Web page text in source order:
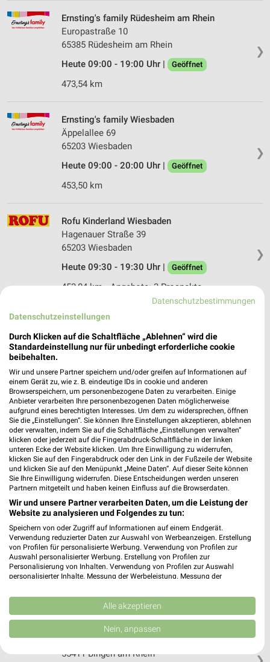
❯
Ernsting's family Rüdesheim am Rhein
Europastraße 10
65385 Rüdesheim am Rhein
Heute 09:00 - 19:00 Uhr |
Geöffnet
473,54 km
❯
Ernsting's family Wiesbaden
Äppelallee 69
65203 Wiesbaden
Heute 09:00 - 20:00 Uhr |
Geöffnet
453,50 km
❯
Rofu Kinderland Wiesbaden
Hagenauer Straße 39
65203 Wiesbaden
Heute 09:30 - 19:30 Uhr |
Geöffnet
453,04 km • Angebote: 3 Prospekte
Ernsting's family Groß-Gerau
Darmstädter Straße 16
64521 Groß-Gerau
Heute 09:00 - 19:00 Uhr | Geöffnet
448,17 km
Ernsting's family Rüsselsheim
Bahnhofstraße 22
65428 Rüsselsheim
Heute 09:00 - 19:00 Uhr | Geöffnet
446,49 km
Rofu Kinderland Worms
Auf dem Sand 25
67547 Worms
Heute 09:30 - 19:00 Uhr | Geöffnet
Ernsting's family Bingen am Rhein
Salzstraße 22 - 24
55411 Bingen am Rhein
Datenschutzbestimmungen
Datenschutzeinstellungen
Durch Klicken auf die Schaltfläche „Ablehnen“ wird die
Standardeinstellung nur für unbedingt erforderliche cookie
beibehalten.
Wir und unsere Partner speichern und/oder greifen auf Informationen auf
einem Gerät zu, wie z. B. eindeutige IDs in cookie und anderen
Browserspeichern, um personenbezogene Daten zu verarbeiten. Einige
Anbieter verarbeiten Ihre personenbezogenen Daten möglicherweise
aufgrund eines berechtigten Interesses. Um dem zu widersprechen, öffnen
Sie die „Einstellungen“. Sie können Ihre Einstellungen akzeptieren, ablehnen
oder verwalten, indem Sie auf die Schaltfläche „Einstellungen verwalten“
klicken oder jederzeit auf die Fingerabdruck-Schaltfläche in der linken
unteren Ecke der Website klicken. Um Ihre Einwilligung zu widerrufen,
klicken Sie auf den Fingerabdruck oder den Link in der Fußzeile der Website
und klicken Sie auf den Menüpunkt „Meine Daten“. Auf dieser Seite können
Sie Ihre Einwilligung widerrufen. Diese Entscheidungen werden unseren
Partnern mitgeteilt und haben keinen Einfluss auf die Browserdaten.
Wir und unsere Partner verarbeiten Daten, um die Leistung der
Website zu analysieren und Folgendes zu tun:
Speichern von oder Zugriff auf Informationen auf einem Endgerät.
Verwendung reduzierter Daten zur Auswahl von Werbeanzeigen. Erstellung
von Profilen für personalisierte Werbung. Verwendung von Profilen zur
Auswahl personalisierter Werbung. Erstellung von Profilen zur
Personalisierung von Inhalten. Verwendung von Profilen zur Auswahl
personalisierter Inhalte. Messung der Werbeleistung. Messung der
Kombinationen von Daten aus verschiedenen Quellen. Entwicklung und
Verbesserung der Angebote. Verwendung reduzierter Daten zur Auswahl
von Inhalten.
Daten können außerhalb der Europäischen Union weitergegeben und in die
USA gesendet werden.
Website/App.
Alle akzeptieren
Nein, anpassen